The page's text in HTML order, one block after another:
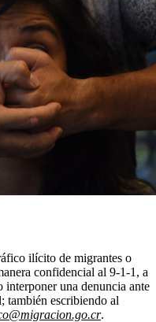
ilícito de migrantes o
confidencial al 9-1-1, a
una denuncia ante
también escribiendo al
.